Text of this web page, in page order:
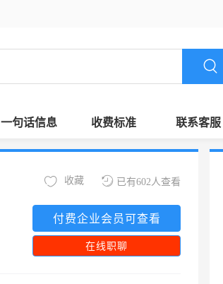
一句话信息 收费标准 联系客服
已有602人查看
收藏
付费企业会员可查看
在线职聊